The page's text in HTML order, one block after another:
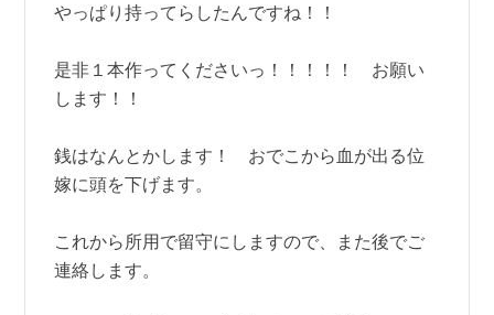
やっぱり持ってらしたんですね！！
是非１本作ってくださいっ！！！！！ お願い
します！！
銭はなんとかします！ おでこから血が出る位
嫁に頭を下げます。
これから所用で留守にしますので、また後でご
連絡します。